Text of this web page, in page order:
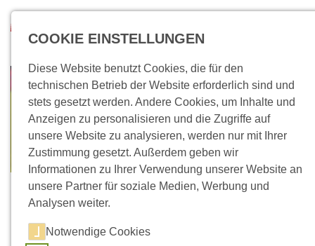
Direkt zum Inhalt
Kontaktformular
COOKIE EINSTELLUNGEN
Diese Website benutzt Cookies, die für den
technischen Betrieb der Website erforderlich sind und
stets gesetzt werden. Andere Cookies, um Inhalte und
Anzeigen zu personalisieren und die Zugriffe auf
unsere Website zu analysieren, werden nur mit Ihrer
Zustimmung gesetzt. Außerdem geben wir
Informationen zu Ihrer Verwendung unserer Website an
unsere Partner für soziale Medien, Werbung und
Analysen weiter.
Notwendige Cookies